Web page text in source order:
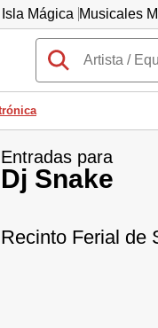
Mágica Musicales
Entradas para
Dj Snake
Recinto Ferial de